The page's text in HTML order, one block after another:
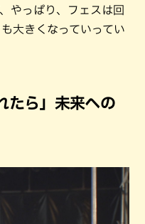
やっぱり、フェスは回
大きくなっていってい
たら」未来への